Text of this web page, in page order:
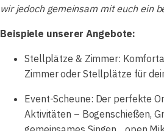
wir jedoch gemeinsam mit euch ein
Beispiele unserer Angebote:
Stellplätze & Zimmer:
Zimmer oder Stellplätze für
Event-Scheune: Der perfekte
Aktivitäten – Bogenschießen,